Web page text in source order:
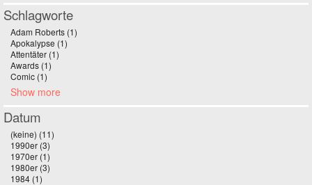
Schlagworte
Adam Roberts (1)
Apokalypse (1)
Attentäter (1)
Awards (1)
Comic (1)
Show more
Datum
(keine) (11)
1990er (3)
1970er (1)
1980er (3)
1984 (1)